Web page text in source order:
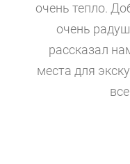
очень тепло.
очень
рассказал
места для